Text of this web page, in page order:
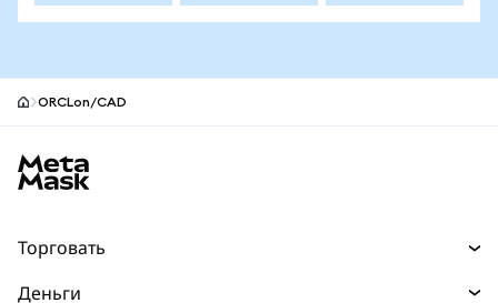
ORCLon/CAD
Торговать
Деньги